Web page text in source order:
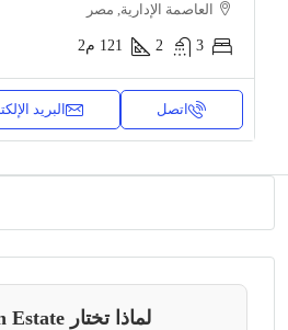
العاصمة الإدارية, مصر
3
2
121 م2
اتصل البريد
لماذا تختار Tycoon Estate؟